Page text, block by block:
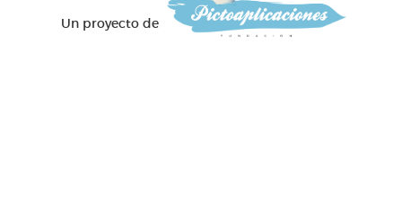
Un proyecto de